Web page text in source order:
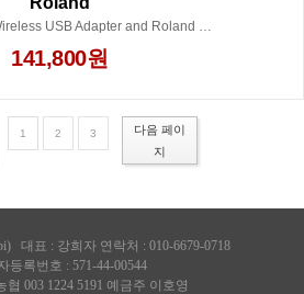
Roland WC-1 Wireless USB Adapter and Roland Cloud Pro
141,800원
1 2 3
다음 페이
지
대표 : 강희자 연락처 : 010-6679-0718
등록번호 : 571-44-00544
협 003 1224 5191 예금주 이호영